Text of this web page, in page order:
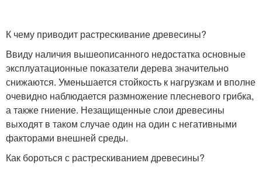
К чему приводит растрескивание древесины?
Ввиду наличия вышеописанного недостатка основные
эксплуатационные показатели дерева значительно
снижаются. Уменьшается стойкость к нагрузкам и вполне
очевидно наблюдается размножение плесневого грибка,
а также гниение. Незащищенные слои древесины
выходят в таком случае один на один с негативными
факторами внешней среды.
Как бороться с растрескиванием древесины?